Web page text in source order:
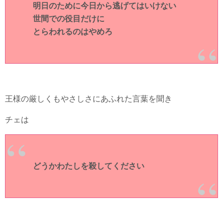
明日のために今日から逃げてはいけない
世間での役目だけに
とらわれるのはやめろ
王様の厳しくもやさしさにあふれた言葉を聞き
チェは
どうかわたしを殺してください